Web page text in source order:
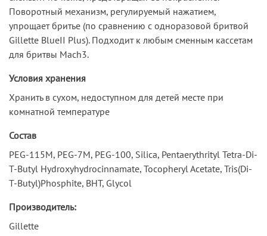
Поворотный механизм, регулируемый нажатием,
упрощает бритье (по сравнению с одноразовой бритвой
Gillette BlueII Plus). Подходит к любым сменным кассетам
для бритвы Mach3.
Условия хранения
Хранить в сухом, недоступном для детей месте при
комнатной температуре
Состав
PEG-115M, PEG-7M, PEG-100, Silica, Pentaerythrityl Tetra-Di-
T-Butyl Hydroxyhydrocinnamate, Tocopheryl Acetate, Tris(Di-
T-Butyl)Phosphite, BHT, Glycol
Производитель:
Gillette